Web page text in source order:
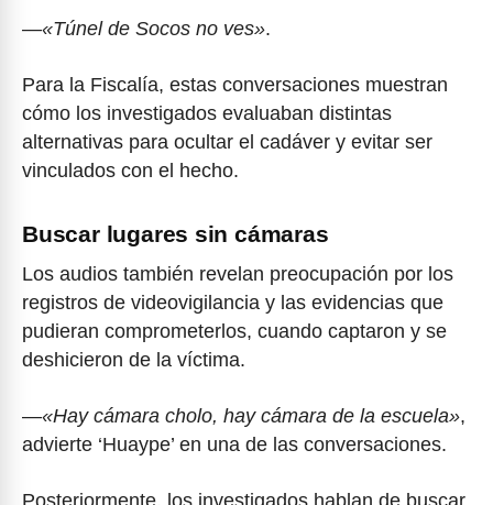
—«Túnel de Socos no ves».
Para la Fiscalía, estas conversaciones muestran
cómo los investigados evaluaban distintas
alternativas para ocultar el cadáver y evitar ser
vinculados con el hecho.
Buscar lugares sin cámaras
Los audios también revelan preocupación por los
registros de videovigilancia y las evidencias que
pudieran comprometerlos, cuando captaron y se
deshicieron de la víctima.
—«Hay cámara cholo, hay cámara de la escuela»,
advierte ‘Huaype’ en una de las conversaciones.
Posteriormente, los investigados hablan de buscar